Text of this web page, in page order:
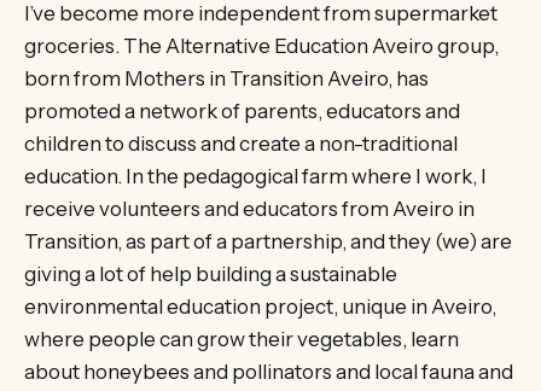
I’ve become more independent from supermarket
groceries. The Alternative Education Aveiro group,
born from Mothers in Transition Aveiro, has
promoted a network of parents, educators and
children to discuss and create a non-traditional
education. In the pedagogical farm where I work, I
receive volunteers and educators from Aveiro in
Transition, as part of a partnership, and they (we) are
giving a lot of help building a sustainable
environmental education project, unique in Aveiro,
where people can grow their vegetables, learn
about honeybees and pollinators and local fauna and